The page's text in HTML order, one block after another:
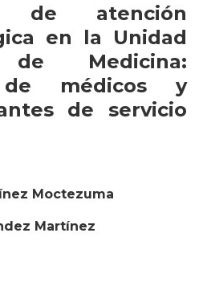
de atención
en la Unidad
de Medicina:
de médicos y
de servicio
Moctezuma
Martínez